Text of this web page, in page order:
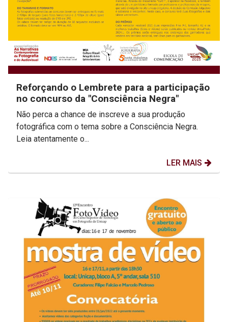
Reforçando o Lembrete para a participação
no concurso da "Consciência Negra"
Não perca a chance de inscreve a sua produção
fotográfica com o tema sobre a Consciência Negra.
Leia atentamente o...
LER MAIS